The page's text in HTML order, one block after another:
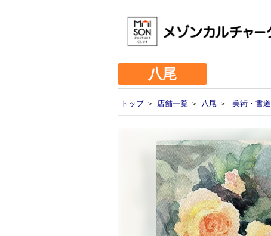
八尾
トップ＞ 店舗一覧 ＞ 八尾 ＞ 美術・書道